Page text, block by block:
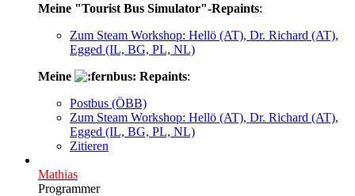
Meine "Tourist Bus Simulator"-Repaints:
Zum Steam Workshop: Hellö (AT), Dr. Richard (AT),
Egged (IL, BG, PL, NL)
Meine
Repaints:
Postbus (ÖBB)
Zum Steam Workshop: Hellö (AT), Dr. Richard (AT),
Egged (IL, BG, PL, NL)
Zitieren
Mathias
Programmer